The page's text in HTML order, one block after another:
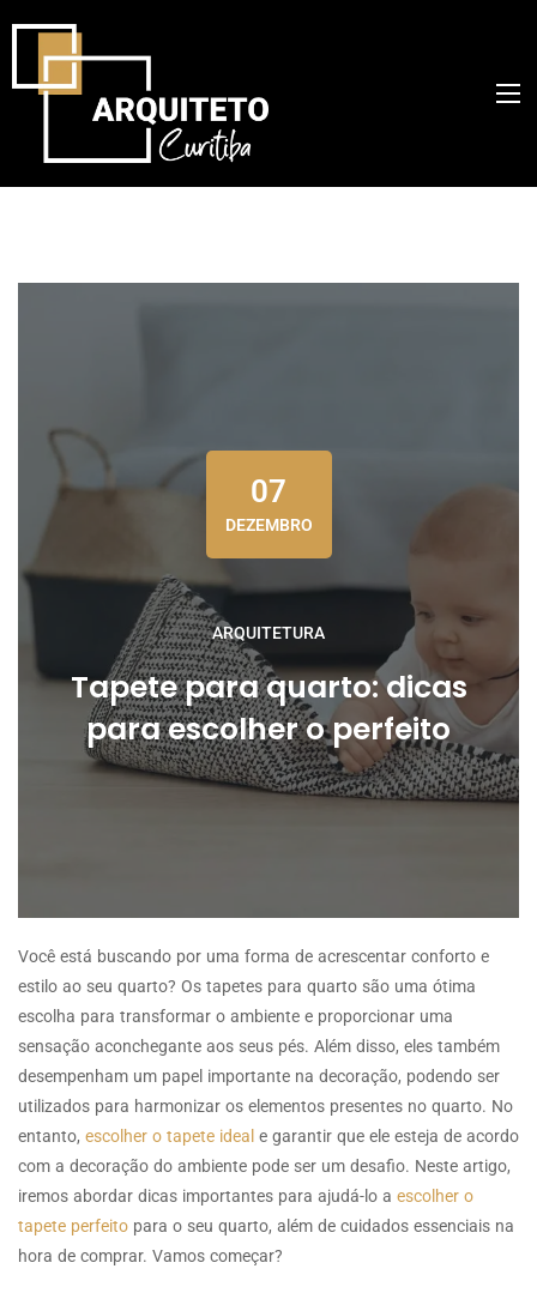
07
DEZEMBRO
ARQUITETURA
Tapete para quarto: dicas
para escolher o perfeito
Você está buscando por uma forma de acrescentar conforto e
estilo ao seu quarto? Os tapetes para quarto são uma ótima
escolha para transformar o ambiente e proporcionar uma
sensação aconchegante aos seus pés. Além disso, eles também
desempenham um papel importante na decoração, podendo ser
utilizados para harmonizar os elementos presentes no quarto. No
entanto, escolher o tapete ideal e garantir que ele esteja de acordo
com a decoração do ambiente pode ser um desafio. Neste artigo,
iremos abordar dicas importantes para ajudá-lo a escolher o
tapete perfeito para o seu quarto, além de cuidados essenciais na
hora de comprar. Vamos começar?